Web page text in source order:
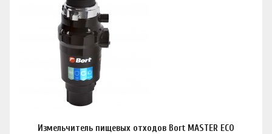
Измельчитель пищевых отходов Bort MASTER ECO